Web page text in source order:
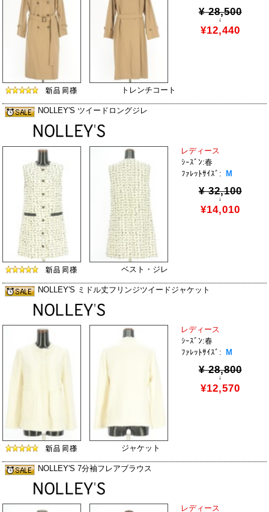
¥ 28,500
↓
¥12,440
トレンチコート
NOLLEY'S ツイードロングジレ
レディース
ｼｰｽﾞﾝ:春
ﾌｧﾚｯﾄｻｲｽﾞ: M
¥ 32,100
↓
¥14,010
ベスト・ジレ
NOLLEY'S ミドル丈フリンジツイードジャケット
レディース
ｼｰｽﾞﾝ:春
ﾌｧﾚｯﾄｻｲｽﾞ:
M
¥ 28,800
↓
¥12,570
ジャケット
NOLLEY'S 7分袖フレアブラウス
レディース